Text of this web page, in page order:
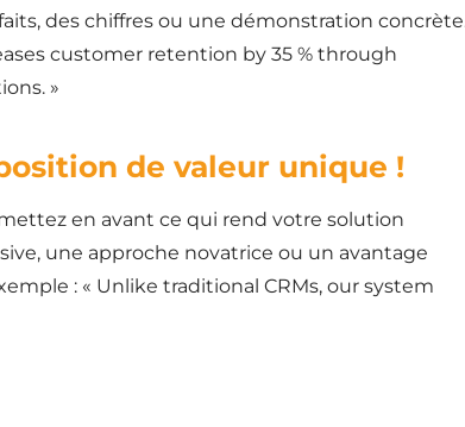
des chiffres ou une démonstration
customer retention by 35 % through
»
de valeur unique !
en avant ce qui rend votre solution
une approche novatrice ou un avantage
: « Unlike traditional CRMs, our system